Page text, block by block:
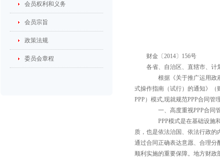
会员权利和义务
会员宗旨
政策法规
委员会章程
财金〔2014〕156号
各省、自治区、直辖市、计
根据《关于推广运用政府
式操作指南（试行）的通知》（
PPP）模式,现就规范PPP合同管
一、高度重视PPP合同
PPP模式是在基础设施和
质，也是依法治国、依法行政的
通过合同正确表达意愿、合理分
顺利实施的重要保障。地方财